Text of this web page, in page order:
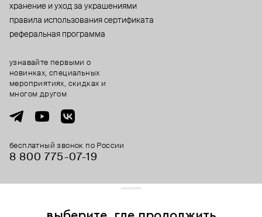
хранение и уход за украшениями
правила использования сертификата
реферальная программа
бесплатный звонок по России
8 800 775⁠-07⁠-19
узнавайте первыми о
новинках, специальных
мероприятиях, скидках и
многом другом